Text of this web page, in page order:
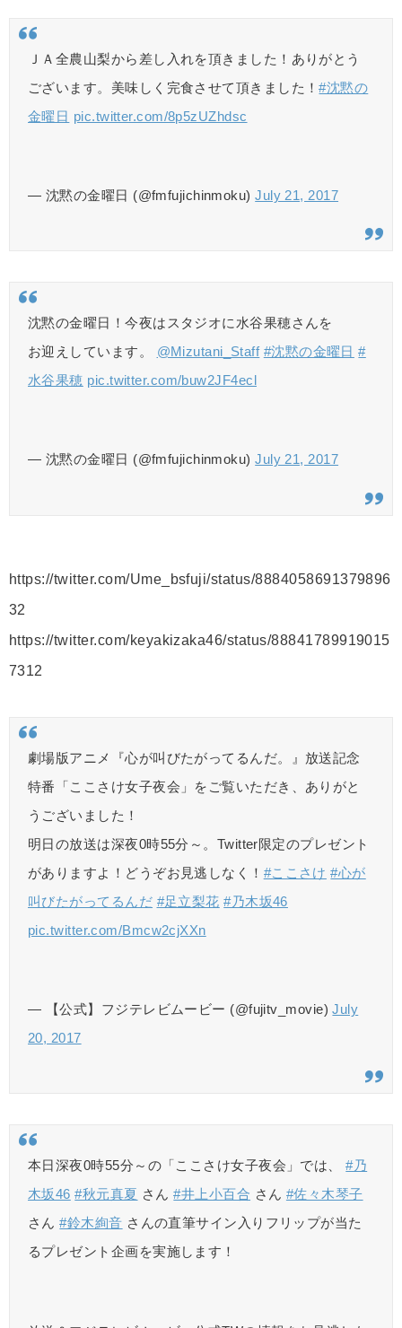
ＪＡ全農山梨から差し入れを頂きました！ありがとう
ございます。美味しく完食させて頂きました！#沈黙の
金曜日 pic.twitter.com/8p5zUZhdsc
— 沈黙の金曜日 (@fmfujichinmoku)July 21, 2017
沈黙の金曜日！今夜はスタジオに水谷果穂さんを
お迎えしています。 @Mizutani_Staff #沈黙の金曜日 #
水谷果穂 pic.twitter.com/buw2JF4ecl
— 沈黙の金曜日 (@fmfujichinmoku)July 21, 2017
https://twitter.com/Ume_bsfuji/status/8884058691379896
32
https://twitter.com/keyakizaka46/status/88841789919015
7312
劇場版アニメ『心が叫びたがってるんだ。』放送記念
特番「ここさけ女子夜会」をご覧いただき、ありがと
うございました！
明日の放送は深夜0時55分～。Twitter限定のプレゼント
がありますよ！どうぞお見逃しなく！ #ここさけ #心が
叫びたがってるんだ #足立梨花 #乃木坂46
pic.twitter.com/Bmcw2cjXXn
— 【公式】フジテレビムービー (@fujitv_movie)July
20, 2017
本日深夜0時55分～の「ここさけ女子夜会」では、#乃
木坂46 #秋元真夏 さん#井上小百合 さん #佐々木琴子
さん#鈴木絢音 さんの直筆サイン入りフリップが当た
るプレゼント企画を実施します！